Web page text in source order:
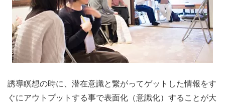
誘導瞑想の時に、潜在意識と繋がってゲットした情報をす
ぐにアウトプットする事で表面化（意識化）することが大